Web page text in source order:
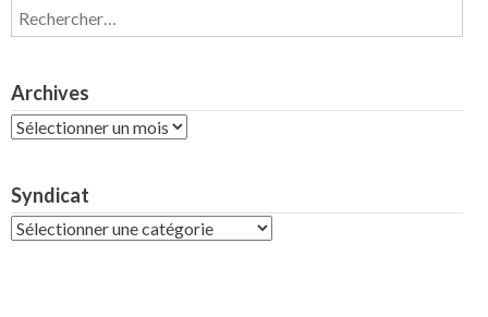
Rechercher :
Archives
Archives
Syndicat
Syndicat